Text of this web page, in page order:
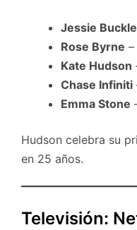
Jessie
Rose Byrne –
Kate Hudson
Chase Infiniti
Emma Stone
Hudson celebra su
en 25 años.
Televisión: